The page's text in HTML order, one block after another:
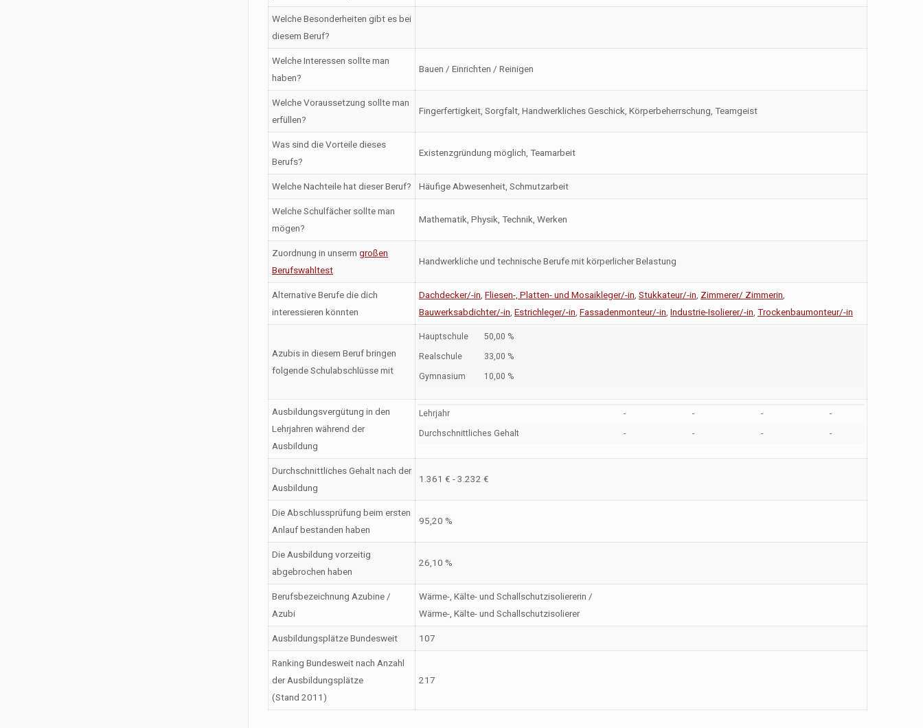
Welche Besonderheiten gibt es bei
diesem Beruf?
Welche Interessen sollte man
haben?
Bauen / Einrichten / Reinigen
Welche Voraussetzung sollte man
erfüllen?
Fingerfertigkeit, Sorgfalt, Handwerkliches Geschick, Körperbeherrschung, Teamgeist
Was sind die Vorteile dieses
Berufs?
Existenzgründung möglich, Teamarbeit
Welche Nachteile hat dieser Beruf? Häufige Abwesenheit, Schmutzarbeit
Welche Schulfächer sollte man
mögen?
Mathematik, Physik, Technik, Werken
Zuordnung in unserm großen
Berufswahltest
Handwerkliche und technische Berufe mit körperlicher Belastung
Alternative Berufe die dich
interessieren könnten
Dachdecker/-in Fliesen-, Platten- und Mosaikleger/-in Stukkateur/-in Zimmerer/ Zimmerin
Bauwerksabdichter/-in Estrichleger/-in Fassadenmonteur/-in Industrie-Isolierer/-in Trockenbaumonteur/-in
Azubis in diesem Beruf bringen
folgende Schulabschlüsse mit
Hauptschule 50,00 %
Realschule 33,00 %
Gymnasium 10,00 %
Ausbildungsvergütung in den
Lehrjahren während der
Ausbildung
Lehrjahr - - - -
Durchschnittliches Gehalt - - - -
Durchschnittliches Gehalt nach der
Ausbildung
1.361 € - 3.232 €
Die Abschlussprüfung beim ersten
Anlauf bestanden haben
95,20 %
Die Ausbildung vorzeitig
abgebrochen haben
26,10 %
Berufsbezeichnung Azubine /
Azubi
Wärme-, Kälte- und Schallschutzisoliererin /
Wärme-, Kälte- und Schallschutzisolierer
Ausbildungsplätze Bundesweit 107
Ranking Bundesweit nach Anzahl
der Ausbildungsplätze
(Stand 2011)
217